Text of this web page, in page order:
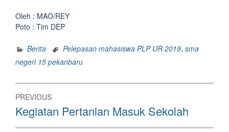
Oleh : MAO/REY
Poto : Tim DEP
Berita Pelepasan mahasiswa PLP UR 2019, sma
negeri 15 pekanbaru
Post
navigation
PREVIOUS
Previous
post:
Kegiatan Pertanian Masuk Sekolah